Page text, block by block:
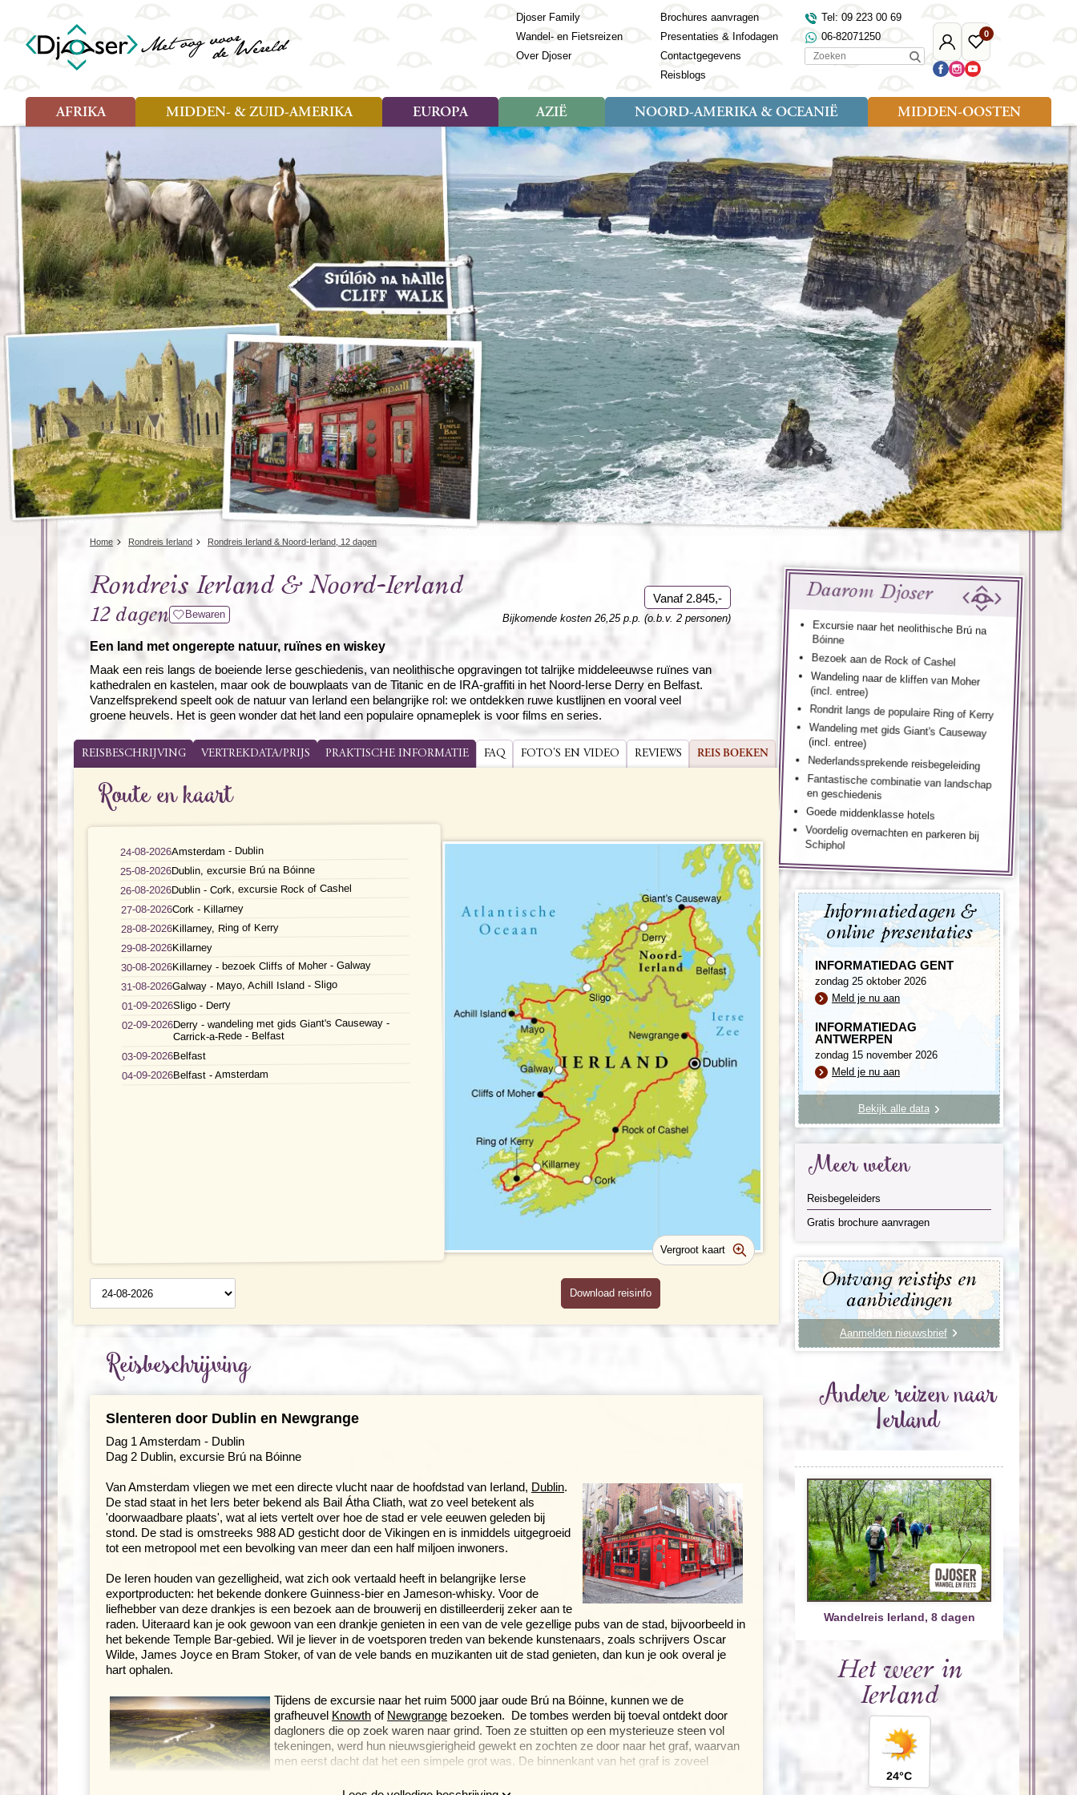
Mijn
Djoser
0
Favoriete
reizen
Djoser Family
Wandel- en Fietsreizen
Over Djoser
Brochures aanvragen
Presentaties & Infodagen
Contactgegevens
Reisblogs
Tel: 09 223 00 69
06-82071250
Zoeken
AFRIKA
Familiereis (10)
Fietsreis (2)
Wandelreis (1)
Cultuur (3)
Natuur (6)
Nieuwe reizen
Voodoo in Benin en Togo, 16
dagen
Benin
Botswana
Egypte
Ghana
Kaapverdië
Kenia
Madagaskar
Malawi
Marokko
Mauritius
Namibië
Oeganda
Sao Tomé en Principe
Swaziland
Tanzania
Togo
Zambia
Zanzibar
Zimbabwe
Zuid-Afrika
MIDDEN- & ZUID-AMERIKA
Familiereis (11)
Fietsreis (1)
Cultuur (9)
Natuur (13)
Argentinië
Belize
Bolivia
Brazilië
Chili
Colombia
Costa Rica
Ecuador
El Salvador
Galapagos
Guatemala
Honduras
Mexico
Nicaragua
Paaseiland
Paraguay
Peru
Suriname
EUROPA
Soort reizen
Familiereis (11)
Fietsreis (8)
Wandelreis (23)
Cultuur (12)
Natuur (3)
Landen
Andorra
Armenië
Azerbeidzjan
Azoren
Balkan
Baltische Staten
Bosnië en Herzegovina
Bulgarije
Engeland
Estland
Finland
Frankrijk
Georgië
Griekenland
IJsland
Ierland
Italië
Kaapverdië
Kosovo
Kroatië
Lapland
Letland
Litouwen
Madeira
Montenegro
Noord-Macedonië
Noorwegen
Polen
Portugal
Roemenië
Sardinië
Schotland
Servië
Spanje
Turkije
Verenigd Koninkrijk
Wales
AZIË
Soort reizen
Familiereis (22)
Fietsreis (3)
Cultuur (28)
Natuur (16)
Nieuwe reizen
Rondreis China & Tibet, 42
dagen
Rondreis Sulawesi &
Molukken, 22 dagen
Landen
Bangladesh
Bhutan
Cambodja
China
Filipijnen
India
Indochina
Indonesië
Japan
Jordanië
Kazachstan
Kirgizië
Laos
Malediven
Maleisië
Mongolië
Nepal
Oezbekistan
Singapore
Sri Lanka
Taiwan
Thailand
Tibet
Turkmenistan
Vietnam
Zijderoute
Zuid-Korea
NOORD-AMERIKA & OCEANIË
Soort reizen
Rondreis (7)
Familiereis (2)
Natuur (5)
Landen
Alaska
Australië
Canada
Nieuw-Zeeland
Verenigde Staten
MIDDEN-OOSTEN
Soort reizen
Rondreis (18)
Familiereis (9)
Fietsreis (1)
Wandelreis (3)
Cultuur (8)
Landen
Egypte
Jordanië
Marokko
Oman
Saoedi-Arabië
Tunesië
Turkije
Home Rondreis Ierland Rondreis Ierland & Noord-Ierland, 12 dagen
Rondreis Ierland & Noord-Ierland
12 dagen Bewaren
Een land met ongerepte natuur, ruïnes en wiskey
Vanaf 2.845,-
Bijkomende kosten 26,25 p.p. (o.b.v. 2 personen)
Maak een reis langs de boeiende Ierse geschiedenis, van neolithische opgravingen tot talrijke middeleeuwse ruïnes van
kathedralen en kastelen, maar ook de bouwplaats van de Titanic en de IRA-graffiti in het Noord-Ierse Derry en Belfast.
Vanzelfsprekend speelt ook de natuur van Ierland een belangrijke rol: we ontdekken ruwe kustlijnen en vooral veel
groene heuvels. Het is geen wonder dat het land een populaire opnameplek is voor films en series.
REISBESCHRIJVING VERTREKDATA/PRIJS REVIEWS
PRAKTISCHE INFORMATIE FAQ FOTO'S EN VIDEO REIS BOEKEN
Route en kaart
24-08-2026Amsterdam - Dublin
25-08-2026Dublin, excursie Brú na Bóinne
26-08-2026Dublin - Cork, excursie Rock of Cashel
27-08-2026Cork - Killarney
28-08-2026Killarney, Ring of Kerry
29-08-2026Killarney
30-08-2026Killarney - bezoek Cliffs of Moher - Galway
31-08-2026Galway - Mayo, Achill Island - Sligo
01-09-2026Sligo - Derry
02-09-2026Derry - wandeling met gids Giant's Causeway -
Carrick-a-Rede - Belfast
03-09-2026Belfast
04-09-2026Belfast - Amsterdam
op datum
Download reisinfo
Reisbeschrijving
Slenteren door Dublin en Newgrange
Dag 1 Amsterdam - Dublin
Dag 2 Dublin, excursie Brú na Bóinne
Van Amsterdam vliegen we met een directe vlucht naar de hoofdstad van Ierland, Dublin.
De stad staat in het Iers beter bekend als Bail Átha Cliath, wat zo veel betekent als
'doorwaadbare plaats', wat al iets vertelt over hoe de stad er vele eeuwen geleden bij
stond. De stad is omstreeks 988 AD gesticht door de Vikingen en is inmiddels uitgegroeid
tot een metropool met een bevolking van meer dan een half miljoen inwoners.
De Ieren houden van gezelligheid, wat zich ook vertaald heeft in belangrijke Ierse
exportproducten: het bekende donkere Guinness-bier en Jameson-whisky. Voor de
liefhebber van deze drankjes is een bezoek aan de brouwerij en distilleerderij zeker aan te
raden. Uiteraard kan je ook gewoon van een drankje genieten in een van de vele gezellige pubs van de stad, bijvoorbeeld in
het bekende Temple Bar-gebied. Wil je liever in de voetsporen treden van bekende kunstenaars, zoals schrijvers Oscar
Wilde, James Joyce en Bram Stoker, of van de vele bands en muzikanten uit de stad genieten, dan kun je ook overal je
hart ophalen.
Tijdens de excursie naar het ruim 5000 jaar oude Brú na Bóinne, kunnen we de
grafheuvel Knowth of Newgrange bezoeken. De tombes werden bij toeval ontdekt door
dagloners die op zoek waren naar grind. Toen ze stuitten op een mysterieuze steen vol
tekeningen, werd hun nieuwsgierigheid gewekt en zochten ze door naar het graf, waarvan
men eerst dacht dat het een simpele grot was. De binnenkant van het graf is zoveel
grafheuvel er uitgezien zou kunnen hebben.
Daarom Djoser
Excursie naar het neolithische Brú na
Bóinne
Bezoek aan de Rock of Cashel
Wandeling naar de kliffen van Moher
(incl. entree)
Rondrit langs de populaire Ring of Kerry
Wandeling met gids Giant's Causeway
(incl. entree)
Nederlandssprekende reisbegeleiding
Fantastische combinatie van landschap
en geschiedenis
Goede middenklasse hotels
Voordelig overnachten en parkeren bij
Schiphol
Andere reizen naar
Ierland
Wandelreis Ierland, 8 dagen
Informatiedagen &
online presentaties
INFORMATIEDAG GENT
zondag 25 oktober 2026
Meld je nu aan
INFORMATIEDAG
ANTWERPEN
zondag 15 november 2026
Meld je nu aan
Bekijk alle data
Meer weten
Reisbegeleiders
Gratis brochure aanvragen
Ontvang reistips en
aanbiedingen
Aanmelden nieuwsbrief
Het weer in
Ierland
24°C